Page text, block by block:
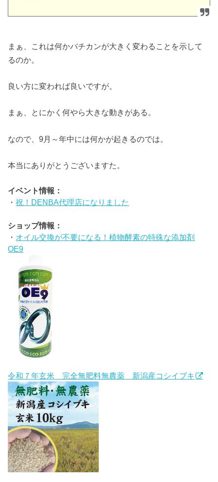
まぁ、これは何かバチカンが大きく変わることを示して
るのか。
良い方に変われば良いですが。
まぁ、とにかく何やら大きな動きがある。
なので、9月～年中には何かが起きるのでは。
本当にありがとうございますた。
イベント情報：
・祝！DENBA代理店になりました
ショップ情報：
・ オイル交換が不要になる！植物酵素の特殊な添加剤
OE9
令和７年玄米 完全無肥料無農薬 新潟産コシイブキ